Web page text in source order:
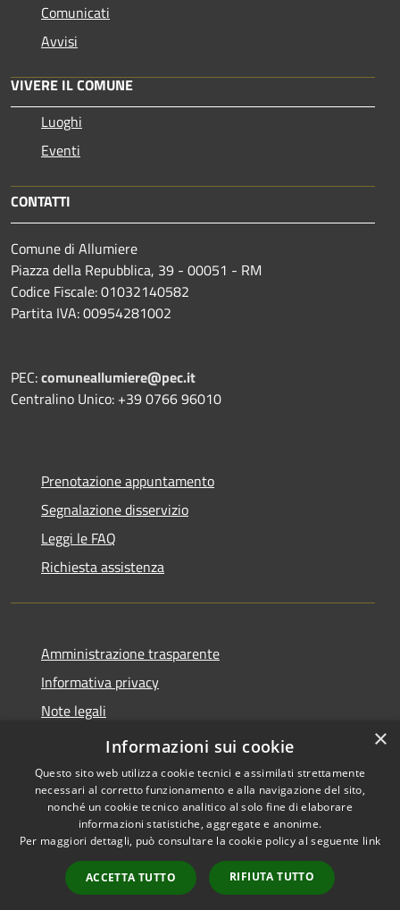
Comunicati
Avvisi
VIVERE IL COMUNE
Luoghi
Eventi
CONTATTI
Comune di Allumiere
Piazza della Repubblica, 39 - 00051 - RM
Codice Fiscale: 01032140582
Partita IVA: 00954281002
PEC:comuneallumiere@pec.it
Centralino Unico: +39 0766 96010
Prenotazione appuntamento
Segnalazione disservizio
Leggi le FAQ
Richiesta assistenza
Amministrazione trasparente
Informativa privacy
Note legali
Dichiarazione di accessibilità
Accessibilità
Copyright © 2026 • Comune di
Allumiere • Powered by
Municipium•
Accesso
redazione
×
Informazioni sui cookie
Questo sito web utilizza cookie tecnici e assimilati strettamente
necessari al corretto funzionamento e alla navigazione del sito,
nonché un cookie tecnico analitico al solo fine di elaborare
informazioni statistiche, aggregate e anonime.
Per maggiori dettagli, può consultare la cookie policy al seguente link
ACCETTA TUTTO RIFIUTA TUTTO